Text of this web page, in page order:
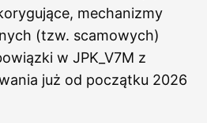
mechanizmy
(tzw. scamowych)
w JPK_V7M z
już od początku 2026